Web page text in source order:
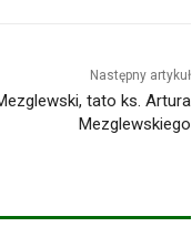
Następny artykuł
tato ks. Artura
Mezglewskiego